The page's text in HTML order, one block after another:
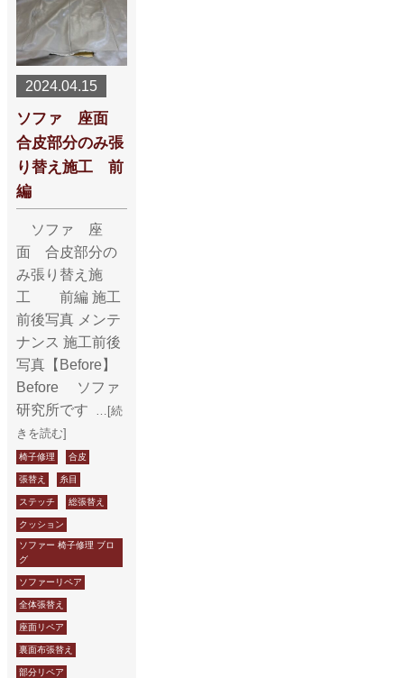
2024.04.15
ソファ 座面
合皮部分のみ張
り替え施工 前
編
ソファ 座
面 合皮部分の
み張り替え施
工 前編 施工
前後写真 メンテ
ナンス 施工前後
写真【Before】
Before ソファ
研究所です
…[続
きを読む]
椅子修理 合皮
張替え 糸目
ステッチ 総張替え
クッション
ソファー 椅子修理 ブロ
グ
ソファーリペア
全体張替え
座面リペア
裏面布張替え
部分リペア